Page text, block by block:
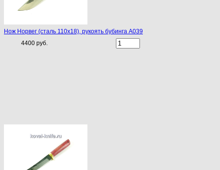
Нож Норвег (сталь 110х18), рукоять бубинга A039
4400 руб.